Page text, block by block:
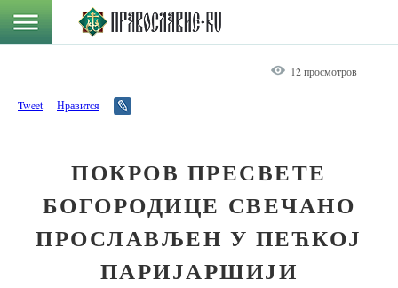
12 просмотров
Tweet Нравится
ПОКРОВ ПРЕСВЕТЕ
БОГОРОДИЦЕ СВЕЧАНО
ПРОСЛАВЉЕН У ПЕЋКОЈ
ПАРИЈАРШИЈИ